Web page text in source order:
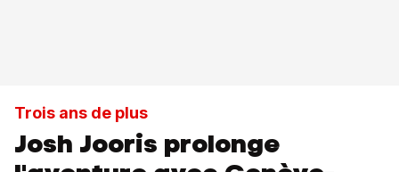
Trois ans de plus
Josh Jooris prolonge